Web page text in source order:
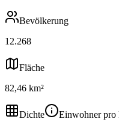
Bevölkerung
12.268
Fläche
82,46 km²
Dichte
Einwohner pro